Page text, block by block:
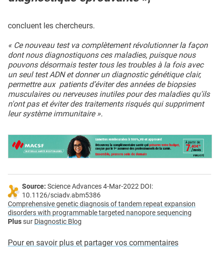
concluent les chercheurs.
« Ce nouveau test va complètement révolutionner la façon
dont nous diagnostiquons ces maladies, puisque nous
pouvons désormais tester tous les troubles à la fois avec
un seul test ADN et donner un diagnostic génétique clair,
permettre aux patients d’éviter des années de biopsies
musculaires ou nerveuses inutiles pour des maladies qu'ils
n'ont pas et éviter des traitements risqués qui suppriment
leur système immunitaire ».
Source: Science Advances 4-Mar-2022 DOI:
10.1126/sciadv.abm5386
Comprehensive genetic diagnosis of tandem repeat expansion
disorders with programmable targeted nanopore sequencing
Plussur Diagnostic Blog
Pour en savoir plus et partager vos commentaires